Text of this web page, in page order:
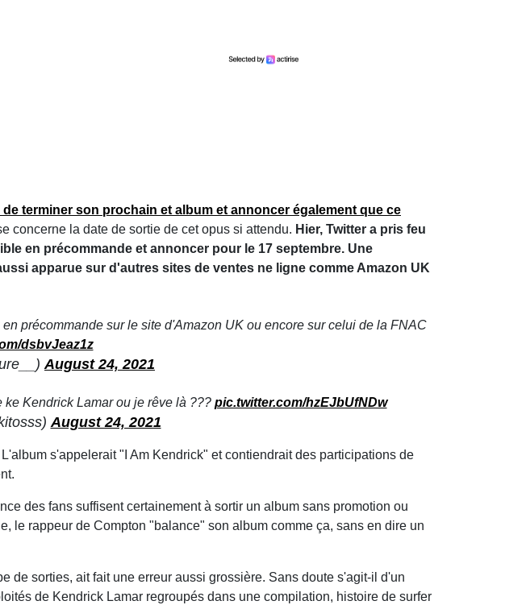
terminer son prochain et album et annoncer également que ce
concerne la date de sortie de cet opus si attendu. Hier, Twitter a pris feu
en précommande et annoncer pour le 17 septembre. Une
apparue sur d'autres sites de ventes ne ligne comme Amazon UK
précommande sur le site d'Amazon UK ou encore sur celui de la FNAC
dsbvJeaz1z
August 24, 2021
Kendrick Lamar ou je rêve là ??? pic.twitter.com/hzEJbUfNDw
August 24, 2021
s'appelerait "I Am Kendrick" et contiendrait des participations de
des fans suffisent certainement à sortir un album sans promotion ou
le rappeur de Compton "balance" son album comme ça, sans en dire un
de sorties, ait fait une erreur aussi grossière. Sans doute s'agit-il d'un
de Kendrick Lamar regroupés dans une compilation, histoire de surfer